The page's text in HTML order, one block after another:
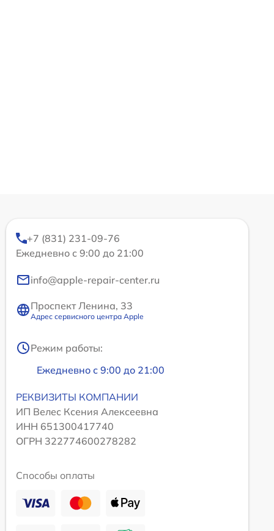
+7 (831) 231-09-76
Ежедневно с 9:00 до 21:00
info@apple-repair-center.ru
Проспект Ленина, 33
Адрес сервисного центра Apple
Режим работы:
Ежедневно с 9:00 до 21:00
РЕКВИЗИТЫ КОМПАНИИ
ИП Велес Ксения Алексеевна
ИНН 651300417740
ОГРН 322774600278282
Способы оплаты